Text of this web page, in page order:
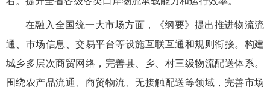
在融入全国统一大市场方面，《纲要》提出推进物流流
通、市场信息、交易平台等设施互联互通和规则衔接。构建
城乡多层次商贸网络，完善县、乡、村三级物流配送体系。
围绕农产品流通、商贸物流、无接触配送等领域，完善市场